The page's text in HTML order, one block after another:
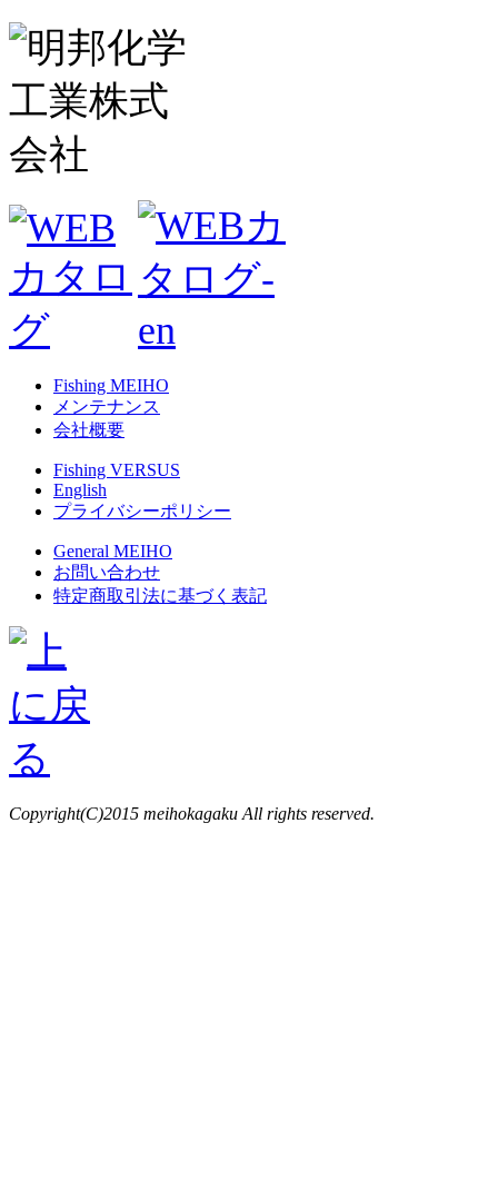
Fishing MEIHO
メンテナンス
会社概要
Fishing VERSUS
English
プライバシーポリシー
General MEIHO
お問い合わせ
特定商取引法に基づく表記
Copyright(C)2015 meihokagaku All rights reserved.